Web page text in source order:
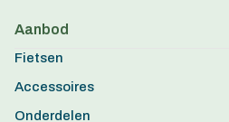
Aanbod
Fietsen
Accessoires
Onderdelen